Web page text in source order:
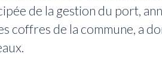
de la gestion du port,
coffres de la commune, a